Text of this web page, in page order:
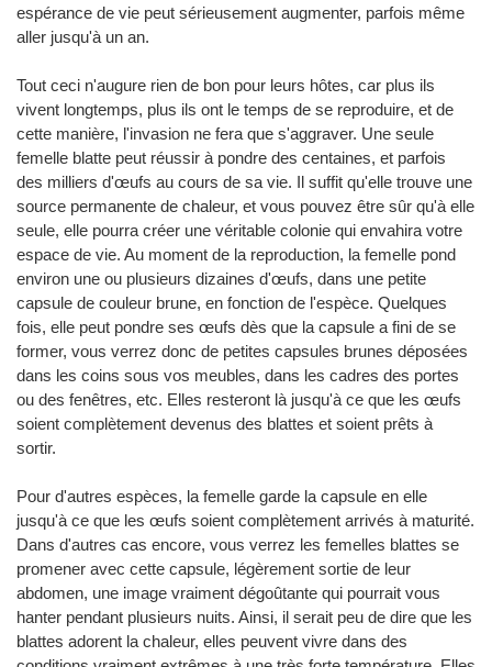
espérance de vie peut sérieusement augmenter, parfois même
aller jusqu'à un an.
Tout ceci n'augure rien de bon pour leurs hôtes, car plus ils
vivent longtemps, plus ils ont le temps de se reproduire, et de
cette manière, l'invasion ne fera que s'aggraver. Une seule
femelle blatte peut réussir à pondre des centaines, et parfois
des milliers d'œufs au cours de sa vie. Il suffit qu'elle trouve une
source permanente de chaleur, et vous pouvez être sûr qu'à elle
seule, elle pourra créer une véritable colonie qui envahira votre
espace de vie. Au moment de la reproduction, la femelle pond
environ une ou plusieurs dizaines d'œufs, dans une petite
capsule de couleur brune, en fonction de l'espèce. Quelques
fois, elle peut pondre ses œufs dès que la capsule a fini de se
former, vous verrez donc de petites capsules brunes déposées
dans les coins sous vos meubles, dans les cadres des portes
ou des fenêtres, etc. Elles resteront là jusqu'à ce que les œufs
soient complètement devenus des blattes et soient prêts à
sortir.
Pour d'autres espèces, la femelle garde la capsule en elle
jusqu'à ce que les œufs soient complètement arrivés à maturité.
Dans d'autres cas encore, vous verrez les femelles blattes se
promener avec cette capsule, légèrement sortie de leur
abdomen, une image vraiment dégoûtante qui pourrait vous
hanter pendant plusieurs nuits. Ainsi, il serait peu de dire que les
blattes adorent la chaleur, elles peuvent vivre dans des